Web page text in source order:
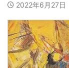
2022年6月27日